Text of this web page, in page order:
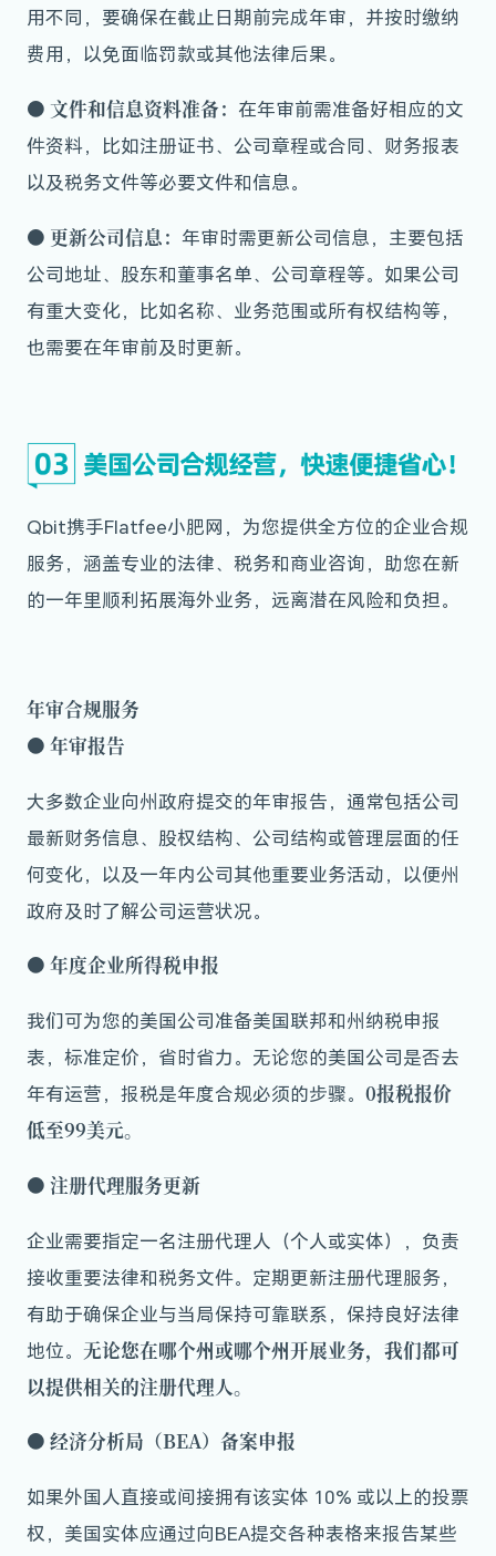
用不同，要确保在截止日期前完成年审，并按时缴纳
费用，以免面临罚款或其他法律后果。
● 文件和信息资料准备： 在年审前需准备好相应的文
件资料，比如注册证书、公司章程或合同、财务报表
以及税务文件等必要文件和信息。
● 更新公司信息： 年审时需更新公司信息，主要包括
公司地址、股东和董事名单、公司章程等。如果公司
有重大变化，比如名称、业务范围或所有权结构等，
也需要在年审前及时更新。
Qbit携手Flatfee小肥网，为您提供全方位的企业合规
服务，涵盖专业的法律、税务和商业咨询，助您在新
的一年里顺利拓展海外业务，远离潜在风险和负担。
年审合规服务
● 年审报告
大多数企业向州政府提交的年审报告，通常包括公司
最新财务信息、股权结构、公司结构或管理层面的任
何变化，以及一年内公司其他重要业务活动，以便州
政府及时了解公司运营状况。
● 年度企业所得税申报
我们可为您的美国公司准备美国联邦和州纳税申报
表，标准定价，省时省力。无论您的美国公司是否去
年有运营，报税是年度合规必须的步骤。 0报税报价
低至99美元。
● 注册代理服务更新
企业需要指定一名注册代理人（个人或实体），负责
接收重要法律和税务文件。定期更新注册代理服务，
有助于确保企业与当局保持可靠联系，保持良好法律
地位。 无论您在哪个州或哪个州开展业务，我们都可
以提供相关的注册代理人。
● 经济分析局（BEA）备案申报
如果外国人直接或间接拥有该实体 10% 或以上的投票
权，美国实体应通过向BEA提交各种表格来报告某些